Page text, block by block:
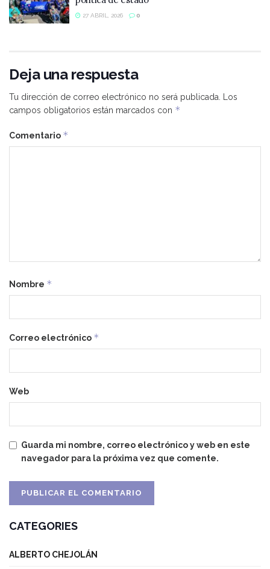
27 ABRIL, 2026 0
Deja una respuesta
Tu dirección de correo electrónico no será publicada.
Los
campos obligatorios están marcados con *
Comentario *
Nombre *
Correo electrónico *
Web
Guarda mi nombre, correo electrónico y web en este
navegador para la próxima vez que comente.
CATEGORIES
ALBERTO CHEJOLÁN